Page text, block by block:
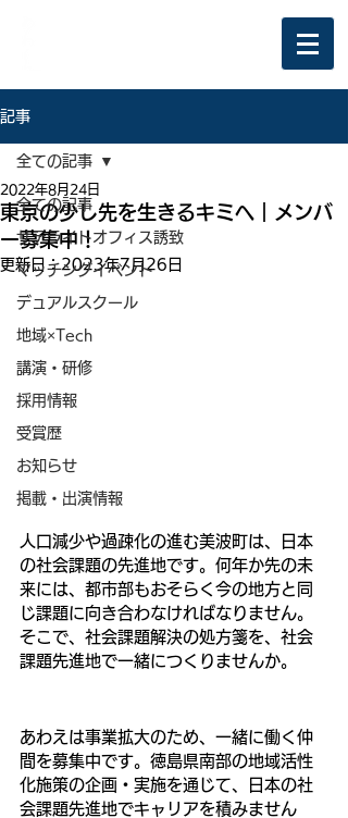
記事
全ての記事
サテライトオフィス誘致
マッチングイベント
デュアルスクール
地域×Tech
講演・研修
採用情報
受賞歴
お知らせ
掲載・出演情報
全ての記事
東京の少し先を生きるキミへ｜メンバ
ー募集中！
2022年8月24日
更新日：2023年7月26日
人口減少や過疎化の進む美波町は、日本
の社会課題の先進地です。何年か先の未
来には、都市部もおそらく今の地方と同
じ課題に向き合わなければなりません。
そこで、社会課題解決の処方箋を、社会
課題先進地で一緒につくりませんか。
あわえは事業拡大のため、一緒に働く仲
間を募集中です。徳島県南部の地域活性
化施策の企画・実施を通じて、日本の社
会課題先進地でキャリアを積みません